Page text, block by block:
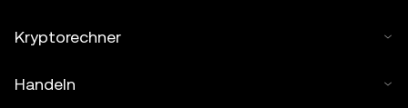
Kryptorechner
Handeln